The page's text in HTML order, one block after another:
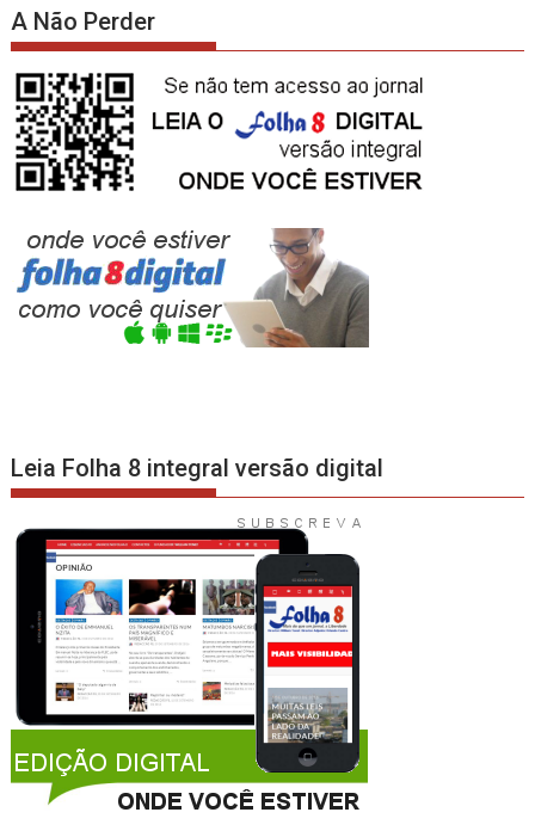
A Não Perder
Leia Folha 8 integral versão digital